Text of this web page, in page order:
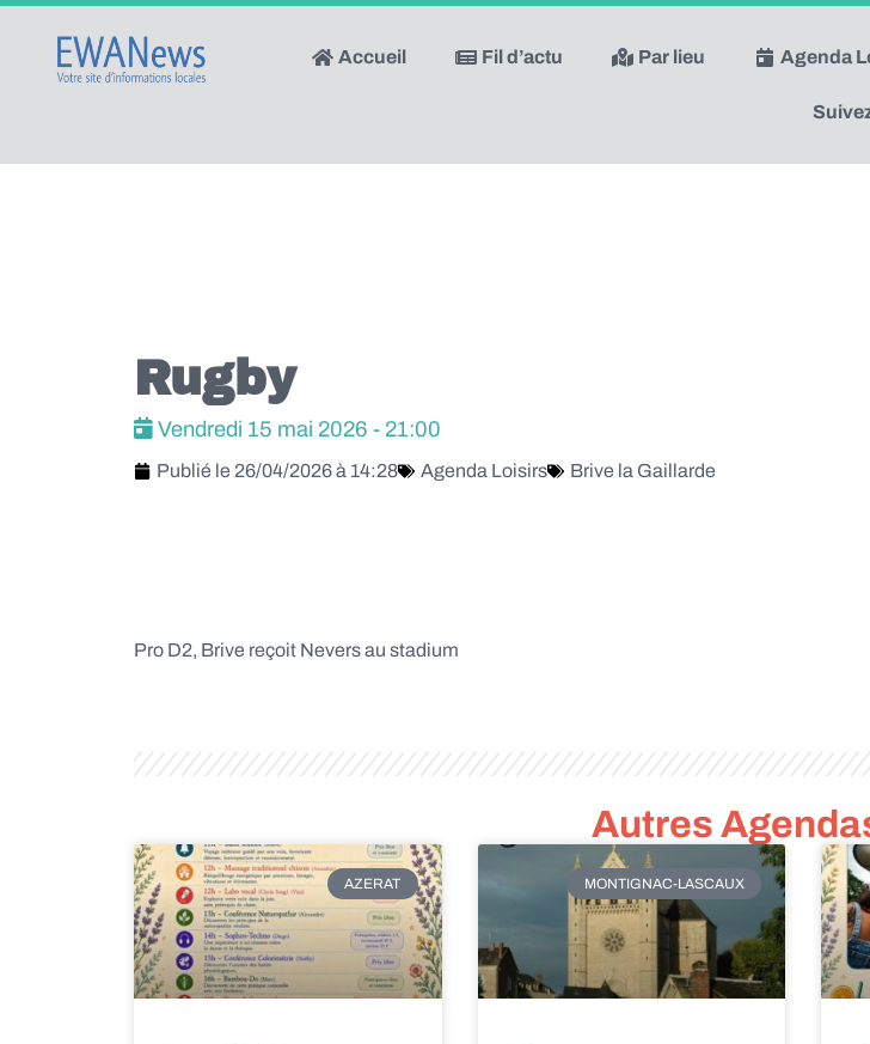
Accueil Fil d’actu Par lieu Agenda
Rugby
Vendredi 15 mai 2026 - 21:00
Publié le 26/04/2026 à 14:28 Agenda Loisirs Brive la Gaillarde
Pro D2, Brive reçoit Nevers au stadium
Autres
AZERAT MONTIGNAC-LASCAUX